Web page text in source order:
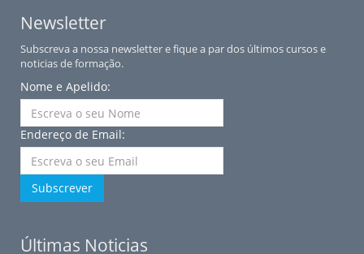
Newsletter
Subscreva a nossa newsletter e fique a par dos últimos cursos e
noticias de formação.
Nome e Apelido:
Endereço de Email:
Subscrever
Últimas Noticias